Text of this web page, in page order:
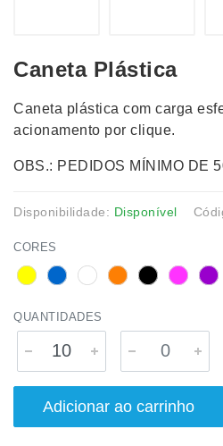
Caneta Plástica
Caneta plástica com carga
acionamento por clique.
OBS.: PEDIDOS MÍNIMO DE
Disponibilidade: Disponível
CORES
QUANTIDADES
Adicionar ao carrinho